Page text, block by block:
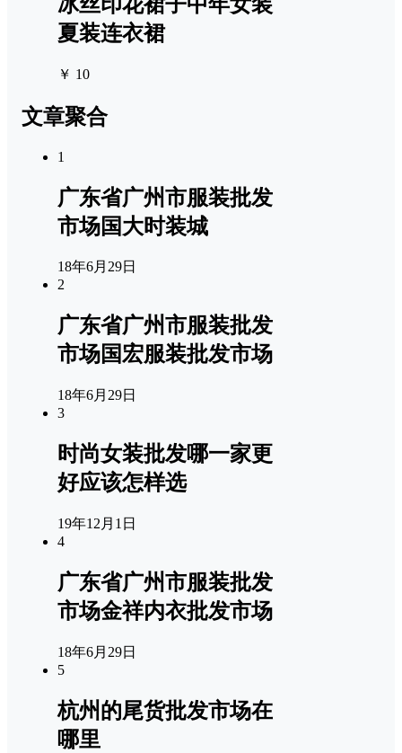
夏装连衣裙
￥ 10
文章聚合
1
广东省广州市服装批发
市场国大时装城
18年6月29日
2
广东省广州市服装批发
市场国宏服装批发市场
18年6月29日
3
时尚女装批发哪一家更
好应该怎样选
19年12月1日
4
广东省广州市服装批发
市场金祥内衣批发市场
18年6月29日
5
杭州的尾货批发市场在
哪里